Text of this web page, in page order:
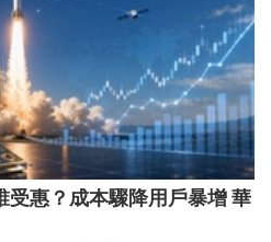
惠？成本驟降用戶暴增 華